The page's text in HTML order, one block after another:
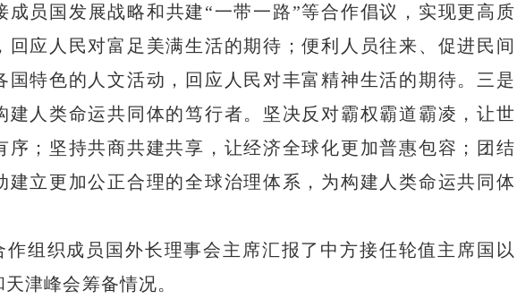
成员国发展战略和共建“一带一路”等合作倡议，实现更高质
回应人民对富足美满生活的期待；便利人员往来、促进民间
国特色的人文活动，回应人民对丰富精神生活的期待。三是
建人类命运共同体的笃行者。坚决反对霸权霸道霸凌，让世
序；坚持共商共建共享，让经济全球化更加普惠包容；团结
建立更加公正合理的全球治理体系，为构建人类命运共同体
作组织成员国外长理事会主席汇报了中方接任轮值主席国以
津峰会筹备情况。